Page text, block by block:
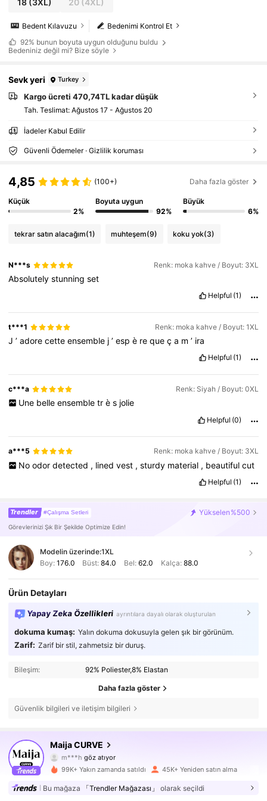
elik Kadın Kavisli İş Gündelik Kıyafetleri Kadın
Bedenimi Kontrol Et
Bedent Kılavuzu
92% bunun boyuta uygun olduğunu buldu
Bedeniniz değil mi? Bize söyle
Sevk yeri Turkey
Kargo ücreti 470,74TL kadar düşük
Tah. Teslimat: Ağustos 17 - Ağustos 20
İadeler Kabul Edilir
Güvenli Ödemeler · Gizlilik koruması
4,85 (100+) Daha fazla göster
Küçük
2%
Boyuta uygun
92%
Büyük
6%
tekrar satın alacağım(1) muhteşem(9) koku yok(3)
N***s Renk: moka kahve / Boyut: 3XL
Absolutelystunningset
Helpful (1)
t***1 Renk: moka kahve / Boyut: 1XL
J’adorecetteensemble j’espè requeça m’ ira
Helpful (1)
c***a Renk: Siyah / Boyut: 0XL
Une belle ensemble tr è s jolie
Helpful (0)
a***5 Renk: moka kahve / Boyut: 3XL
No odor detected , lined vest , sturdy material , beautiful cut
Helpful (1)
Trendler #Çalışma Setleri Yükselen %500
Görevlerinizi Şık Bir Şekilde Optimize Edin!
Modelin üzerinde:1XL
Boy: 176.0 Büst:84.0 Bel: 62.0 Kalça: 88.0
Ürün Detayları
Yapay Zeka Özellikleri ayrıntılara dayalı olarak oluşturulan
dokuma kumaş: Yalın dokuma dokusuyla gelen şık bir görünüm.
Zarif: Zarif bir stil, zahmetsiz bir duruş.
Bileşim: 92% Poliester,8% Elastan
Daha fazla göster
Güvenlik bilgileri ve iletişim bilgileri
Maija CURVE
m***hgöz atıyor
4,78
186K Takipçiler
4,78 186K Takipçiler
99K+ Yakın zamanda satıldı 45K+ Yeniden satın alma
Bu mağaza 「Trendler Mağazası」 olarak seçildi